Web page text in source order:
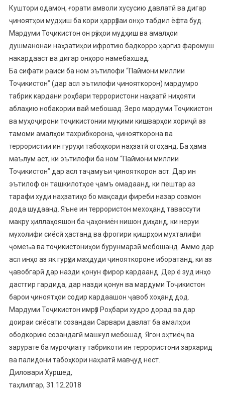
Куштори одамон, ғорати амволи хусусию давлатӣ ва дигар
ҷиноятҳои мудҳиш ба кори ҳаррӯзаи онҳо табдил ёфта буд.
Мардуми Тоҷикистон он рӯзҳои мудҳиш ва амалҳои
душманонаи наҳзатиҳои ифротию бадкорро ҳаргиз фаромуш
накардааст ва дигар онҳоро намебахшад.
Ба сифати раиси ба ном эътилофи “Паймони миллии
Тоҷикистон” (дар асл эътилофи ҷинояткорон) мардумро
табрик кардани роҳбари террористони наҳзатӣ ниҳояти
аблаҳию нобакории вай мебошад. Зеро мардуми Тоҷикистон
ва муҳоҷирони тоҷикистонии муқими кишварҳои хориҷӣ аз
тамоми амалҳои тахрибкорона, ҷинояткорона ва
террористии ин гуруҳи табоҳкори наҳзатӣ огоҳанд. Ба ҳама
маълум аст, ки эътилофи ба ном “Паймони миллии
Тоҷикистон” дар асл таҷамуъи ҷинояткорон аст. Дар ин
эътилоф он ташкилотҳое ҷамъ омадаанд, ки пештар аз
тарафи худи наҳзатиҳо бо мақсади фиреби назар созмон
дода шудаанд. Яъне ин террористон мехоҳанд тавассути
макру ҳиллаҳояшон ба ҷаҳониён нишон диҳанд, ки неруи
мухолифи сиёсӣ ҳастанд ва фрогири қишрҳои мухталифи
ҷомеъа ва тоҷикистониҳои бурунмарзӣ мебошанд. Аммо дар
асл инҳо аз як гурӯҳи маҳдуди ҷинояткороне иборатанд, ки аз
ҷавобгарӣ дар назди қонун фирор кардаанд. Дер ё зуд инҳо
дастгир гардида, дар назди қонун ва мардуми Тоҷикистон
барои ҷиноятҳои содир кардаашон ҷавоб хоҳанд дод.
Мардуми Тоҷикистон имрӯз Роҳбари худро дорад ва дар
доираи сиёсати созандаи Сарвари давлат ба амалҳои
ободкорию созандагӣ машғул мебошад. Ягон эҳтиёҷ ва
зарурате ба муроҷиату табрикоти ин террористони зархарид
ва палидони табоҳкори наҳзатӣ мавҷуд нест.
Диловари Хуршед,
таҳлилгар, 31.12.2018